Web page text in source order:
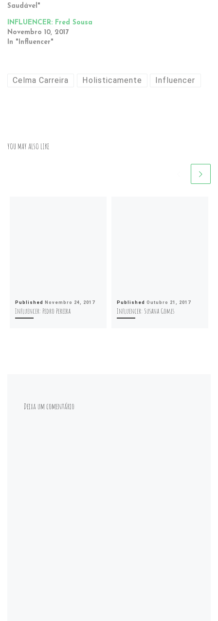
Saudável"
INFLUENCER: Fred Sousa
Novembro 10, 2017
In "Influencer"
Celma Carreira Holisticamente Influencer
YOU MAY ALSO LIKE
Published Novembro 24, 2017
Influencer: Pedro Pereira
Published Outubro 21, 2017
Influencer: Susana Gomes
Deixa um comentário